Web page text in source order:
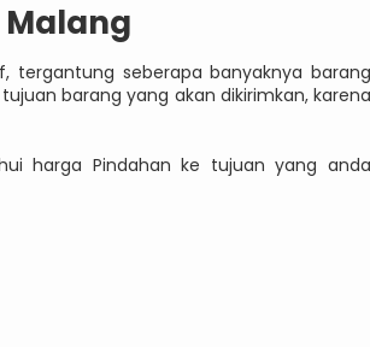
tergantung seberapa banyaknya barang
barang yang akan dikirimkan, karena
harga Pindahan ke tujuan yang anda